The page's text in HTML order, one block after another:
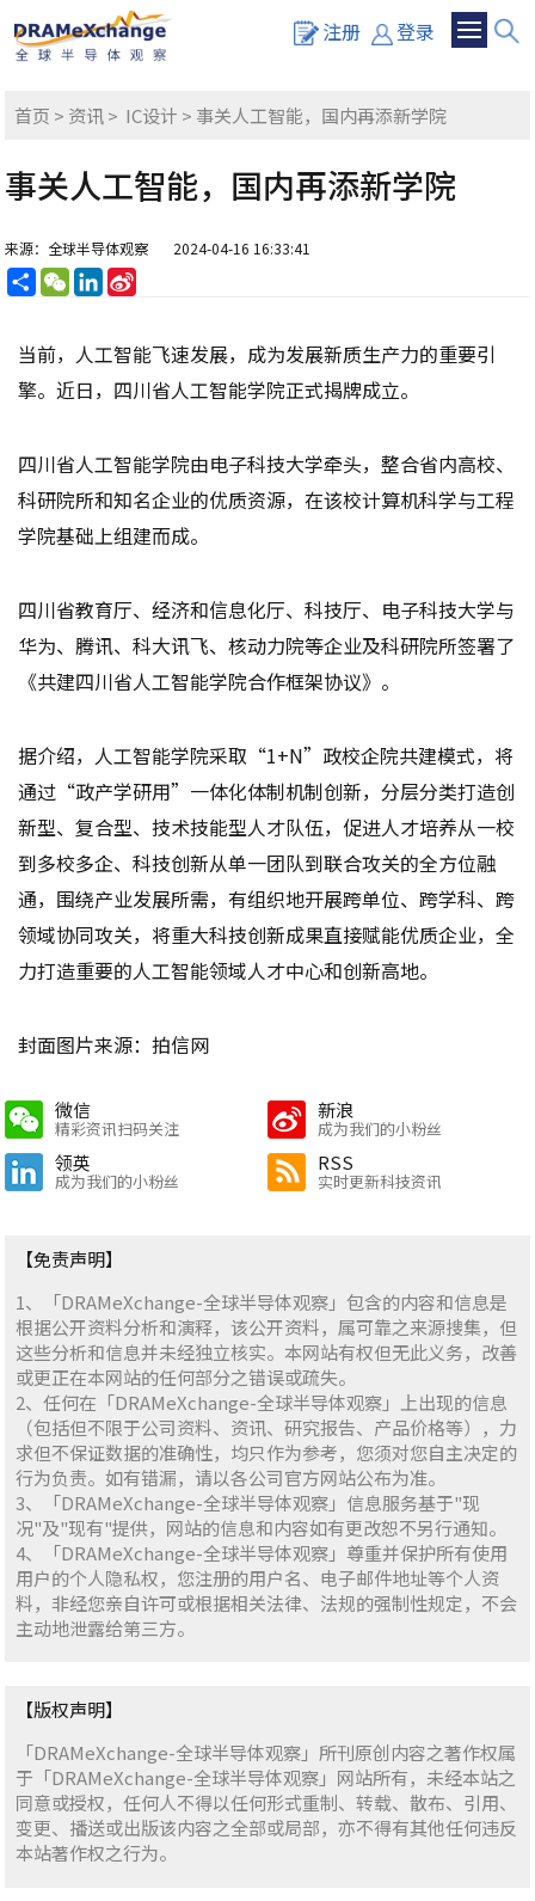
注册 登录
首页 > 资讯> IC设计 > 事关人工智能，国内再添新学院
事关人工智能，国内再添新学院
来源：全球半导体观察 2024-04-16 16:33:41
分
享
WeChatLinkedIn
当前，人工智能飞速发展，成为发展新质生产力的重要引
擎。近日，四川省人工智能学院正式揭牌成立。
四川省人工智能学院由电子科技大学牵头，整合省内高校、
科研院所和知名企业的优质资源，在该校计算机科学与工程
学院基础上组建而成。
四川省教育厅、经济和信息化厅、科技厅、电子科技大学与
华为、腾讯、科大讯飞、核动力院等企业及科研院所签署了
《共建四川省人工智能学院合作框架协议》。
据介绍，人工智能学院采取“1+N”政校企院共建模式，将
通过“政产学研用”一体化体制机制创新，分层分类打造创
新型、复合型、技术技能型人才队伍，促进人才培养从一校
到多校多企、科技创新从单一团队到联合攻关的全方位融
通，围绕产业发展所需，有组织地开展跨单位、跨学科、跨
领域协同攻关，将重大科技创新成果直接赋能优质企业，全
力打造重要的人工智能领域人才中心和创新高地。
封面图片来源：拍信网
微信
精彩资讯扫码关注
新浪
成为我们的小粉丝
领英
成为我们的小粉丝
RSS
实时更新科技资讯
【免责声明】
1、「DRAMeXchange-全球半导体观察」包含的内容和信息是
根据公开资料分析和演释，该公开资料，属可靠之来源搜集，但
这些分析和信息并未经独立核实。本网站有权但无此义务，改善
或更正在本网站的任何部分之错误或疏失。
2、任何在「DRAMeXchange-全球半导体观察」上出现的信息
（包括但不限于公司资料、资讯、研究报告、产品价格等），力
求但不保证数据的准确性，均只作为参考，您须对您自主决定的
行为负责。如有错漏，请以各公司官方网站公布为准。
3、「DRAMeXchange-全球半导体观察」信息服务基于"现
况"及"现有"提供，网站的信息和内容如有更改恕不另行通知。
4、「DRAMeXchange-全球半导体观察」尊重并保护所有使用
用户的个人隐私权，您注册的用户名、电子邮件地址等个人资
料，非经您亲自许可或根据相关法律、法规的强制性规定，不会
主动地泄露给第三方。
【版权声明】
「DRAMeXchange-全球半导体观察」所刊原创内容之著作权属
于「DRAMeXchange-全球半导体观察」网站所有，未经本站之
同意或授权，任何人不得以任何形式重制、转载、散布、引用、
变更、播送或出版该内容之全部或局部，亦不得有其他任何违反
本站著作权之行为。